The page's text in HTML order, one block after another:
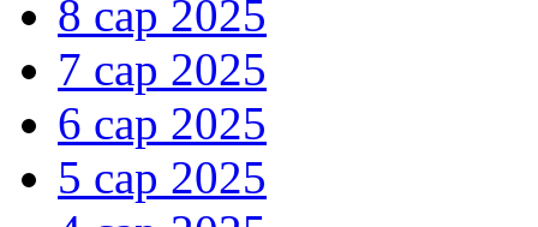
8 сар 2025
7 сар 2025
6 сар 2025
5 сар 2025